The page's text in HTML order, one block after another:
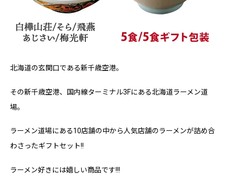
北海道の玄関口である新千歳空港。
その新千歳空港、国内線ターミナル3Fにある北海道ラーメン道
場。
ラーメン道場にある10店舗の中から人気店舗のラーメンが詰め合
わさったギフトセット!!
ラーメン好きには嬉しい商品です!!!